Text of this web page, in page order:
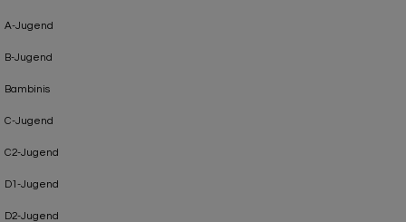
A-Jugend
B-Jugend
Bambinis
C-Jugend
C2-Jugend
D1-Jugend
D2-Jugend